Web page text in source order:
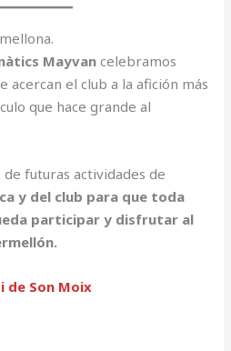
Mayvan celebramos
acercan el club a la afición más
que hace grande al
futuras actividades de
y del club para que toda
participar y disfrutar al
de Son Moix